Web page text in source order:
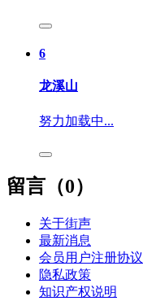
6
龙溪山
努力加载中...
留言（0）
关于街声
最新消息
会员用户注册协议
隐私政策
知识产权说明